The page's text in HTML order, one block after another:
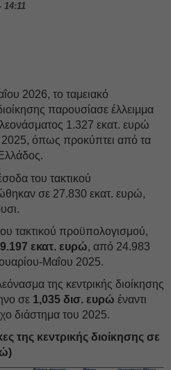
14:11
2026, το ταμειακό
παρουσίασε έλλειμμα
1.327 εκατ. ευρώ
2025, όπως προκύπτει από τα
του τακτικού
σε 27.830 εκατ. ευρώ,
τακτικού προϋπολογισμού,
εκατ. ευρώ, από 24.983
Μαΐου 2025.
της κεντρικής διοίκησης
σε 1,035 δισ. ευρώ έναντι
διάστημα του 2025.
της κεντρικής διοίκησης σε